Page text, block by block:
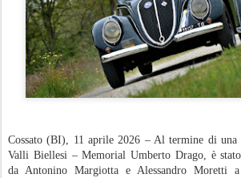
Cossato (BI), 11 aprile 2026 – Al termine di una
Valli Biellesi – Memorial Umberto Drago, è
da Antonino Margiotta e Alessandro Moretti